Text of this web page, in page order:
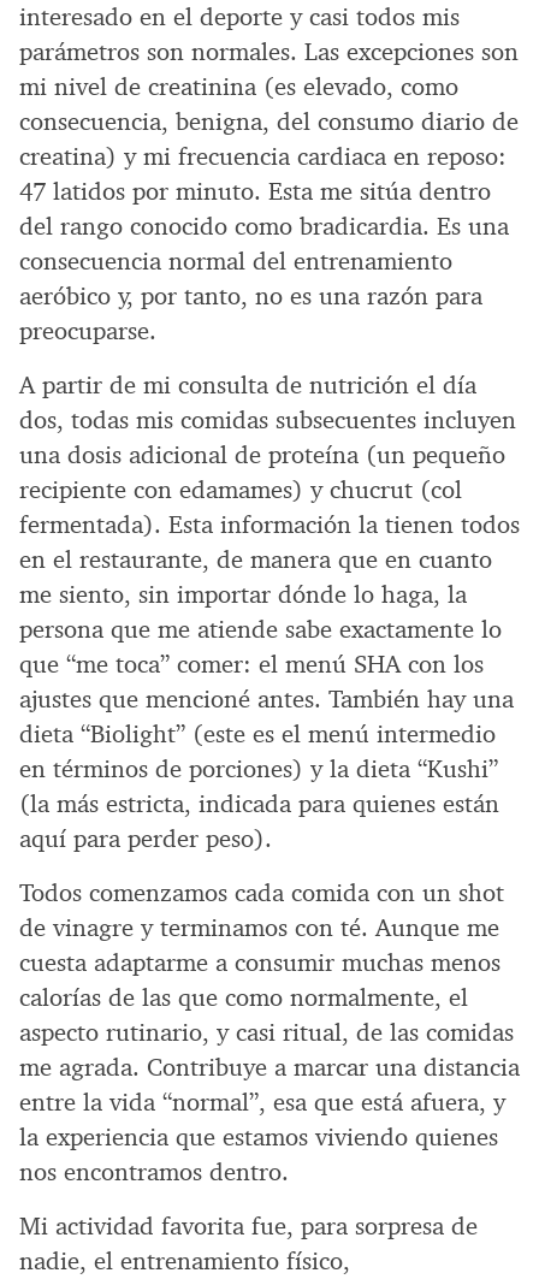
interesado en el deporte y casi todos mis
parámetros son normales. Las excepciones son
mi nivel de creatinina (es elevado, como
consecuencia, benigna, del consumo diario de
creatina) y mi frecuencia cardiaca en reposo:
47 latidos por minuto. Esta me sitúa dentro
del rango conocido como bradicardia. Es una
consecuencia normal del entrenamiento
aeróbico y, por tanto, no es una razón para
preocuparse.
A partir de mi consulta de nutrición el día
dos, todas mis comidas subsecuentes incluyen
una dosis adicional de proteína (un pequeño
recipiente con edamames) y chucrut (col
fermentada). Esta información la tienen todos
en el restaurante, de manera que en cuanto
me siento, sin importar dónde lo haga, la
persona que me atiende sabe exactamente lo
que “me toca” comer: el menú SHA con los
ajustes que mencioné antes. También hay una
dieta “Biolight” (este es el menú intermedio
en términos de porciones) y la dieta “Kushi”
(la más estricta, indicada para quienes están
aquí para perder peso).
Todos comenzamos cada comida con un shot
de vinagre y terminamos con té. Aunque me
cuesta adaptarme a consumir muchas menos
calorías de las que como normalmente, el
aspecto rutinario, y casi ritual, de las comidas
me agrada. Contribuye a marcar una distancia
entre la vida “normal”, esa que está afuera, y
la experiencia que estamos viviendo quienes
nos encontramos dentro.
Mi actividad favorita fue, para sorpresa de
nadie, el entrenamiento físico,